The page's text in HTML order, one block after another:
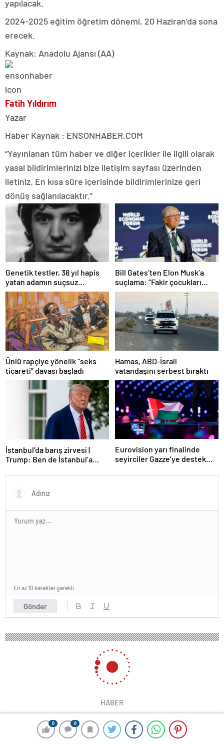
0 0
yapılacak.
2024-2025 eğitim öğretim dönemi, 20 Haziran’da sona
erecek.
Kaynak: Anadolu Ajansı (AA)
Fatih Yıldırım
Yazar
Haber Kaynak : ENSONHABER.COM
“Yayınlanan tüm haber ve diğer içerikler ile ilgili olarak
yasal bildirimlerinizi bize iletişim sayfası üzerinden
iletiniz. En kısa süre içerisinde bildirimlerinize geri
dönüş sağlanılacaktır.”
Genetik testler, 38 yıl hapis
yatan adamın suçsuz
olduğunu ortaya çıkardı
Bill Gates’ten Elon Musk’a
suçlama: “Fakir çocukları
öldürdü”
Ünlü rapçiye yönelik “seks
ticareti” davası başladı
Hamas, ABD-İsrail
vatandaşını serbest bıraktı
İstanbul’da barış zirvesi |
Trump: Ben de İstanbul’a
Eurovision yarı finalinde
seyirciler Gazze’ye destek
Gönder
En az 10 karakter gerekli
HABER